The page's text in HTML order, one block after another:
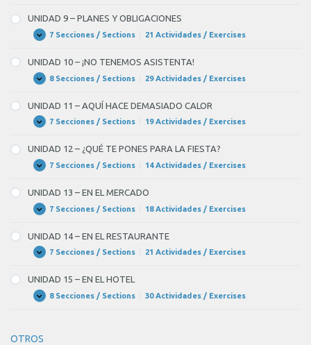
–
LAS
HORAS
UNIDAD 9 – PLANES Y OBLIGACIONES
Expandir
UNIDAD
–
PLANES
Y
OBLIGACIONES
7 Secciones / Sections 21 Actividades / Exercises
UNIDAD 10 – ¡NO TENEMOS ASISTENTA!
Expandir
UNIDAD
–
¡NO
TENEMOS
ASISTENTA!
8 Secciones / Sections 29 Actividades / Exercises
UNIDAD 11 – AQUÍ HACE DEMASIADO CALOR
Expandir
UNIDAD
–
AQUÍ
HACE
DEMASIADO
7 Secciones / Sections 19 Actividades / Exercises
UNIDAD 12 – ¿QUÉ TE PONES PARA LA FIESTA?
Expandir
UNIDAD
–
¿QUÉ
TE
PONES
LA
FIESTA?
7 Secciones / Sections 14 Actividades / Exercises
UNIDAD 13 – EN EL MERCADO
Expandir
UNIDAD
–
EN
EL
MERCADO
7 Secciones / Sections 18 Actividades / Exercises
UNIDAD 14 – EN EL RESTAURANTE
Expandir
UNIDAD
–
EN
EL
RESTAURANTE
7 Secciones / Sections 21 Actividades / Exercises
UNIDAD 15 – EN EL HOTEL
Expandir
UNIDAD
EL
8 Secciones / Sections 30 Actividades / Exercises
OTROS